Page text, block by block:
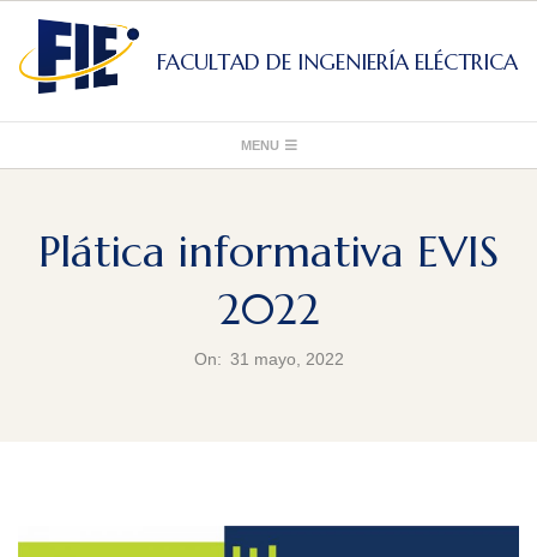
content
FACULTAD DE INGENIERÍA ELÉCTRICA
Navigation
MENU
Plática informativa EVIS
2022
On: 31 mayo, 2022